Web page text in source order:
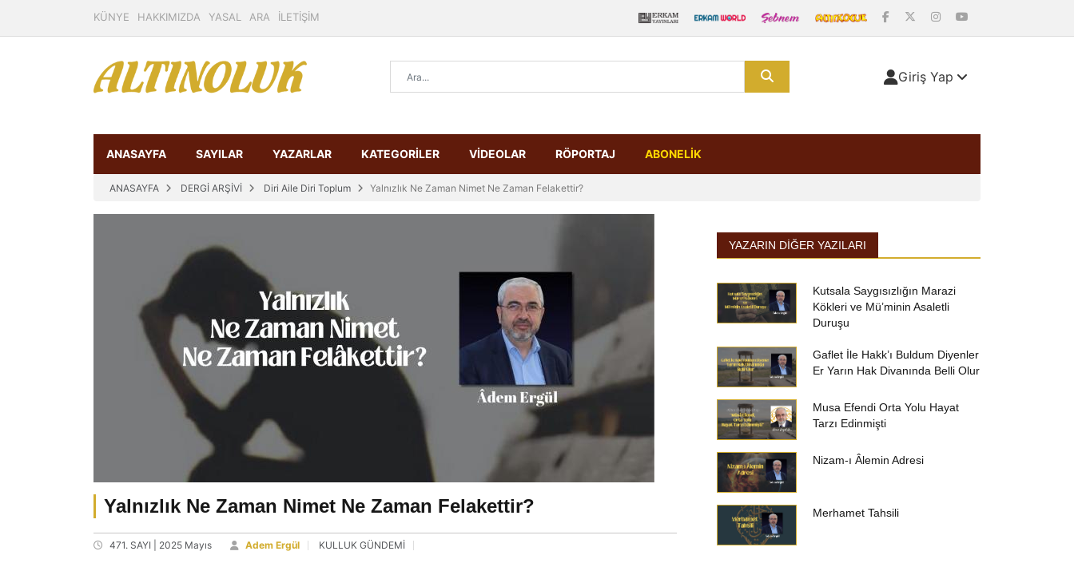
KÜNYE HAKKIMIZDA YASAL ARA İLETİŞİM
Giriş Yap
ANASAYFA SAYILAR YAZARLAR KATEGORİLER VİDEOLAR RÖPORTAJ ABONELİK
ANASAYFA DERGİ ARŞİVİ Diri Aile Diri Toplum Yalnızlık Ne Zaman Nimet Ne Zaman Felakettir?
Yalnızlık Ne Zaman Nimet Ne Zaman Felakettir?
471. SAYI | 2025 Mayıs Adem Ergül KULLUK GÜNDEMİ
YAZARIN DIĞER YAZILARI
Kutsala Saygısızlığın Marazi
Kökleri ve Mü’minin Asaletli
Duruşu
Gaflet İle Hakk’ı Buldum Diyenler
Er Yarın Hak Divanında Belli Olur
Musa Efendi Orta Yolu Hayat
Tarzı Edinmişti
Nizam-ı Âlemin Adresi
Merhamet Tahsili